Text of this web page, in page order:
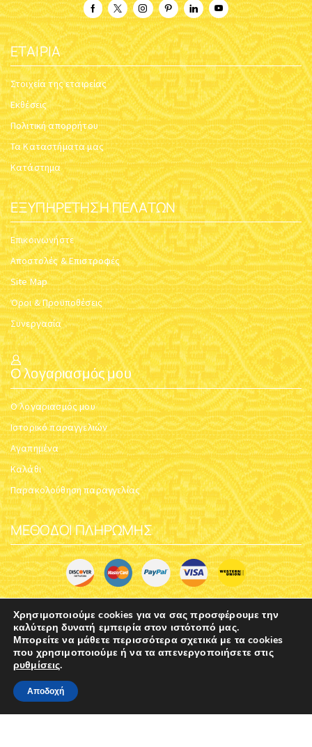
Ο ΙΗΣΟΎΣ ΧΡΙΣΤΌΣ
Κωδικός:Book_Christ
$16.56
ΤΟ ΆΓΙΟΝ ΒΆΠΤΙΣΜΑ
Κωδικός:Holy_Baptism
$28.75
ΤΟ ΜΥΣΤΉΡΙΟ ΤΗΣ
ΜΕΤΆΝΟΙΑΣ
Κωδικός:Book_Metania
$14.69
ΤΟ ΠΆΘΟΣ ΤΗΣ
ΚΑΤΑΚΡΊΣΕΩΣ
Κωδικός:Book_Passion
$6.39
Αρχική
Χρησιμοποιούμε cookies για να σας προσφέρουμε την
καλύτερη δυνατή εμπειρία στον ιστότοπό μας.
Μπορείτε να μάθετε περισσότερα σχετικά με τα cookies
που χρησιμοποιούμε ή να τα απενεργοποιήσετε στις
ρυθμίσεις.
Αποδοχή